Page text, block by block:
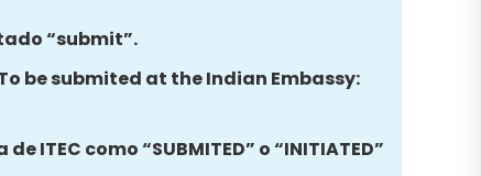
“submit”.
be submited at the Indian Embassy:
como “SUBMITED” o “INITIATED”